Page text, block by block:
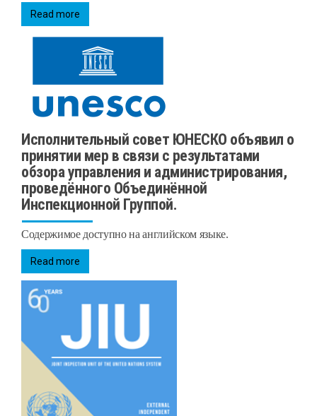
Read more
Исполнительный совет ЮНЕСКО объявил о
принятии мер в связи с результатами
обзора управления и администрирования,
проведённого Объединённой
Инспекционной Группой.
Содержимое доступно на английском языке.
Read more